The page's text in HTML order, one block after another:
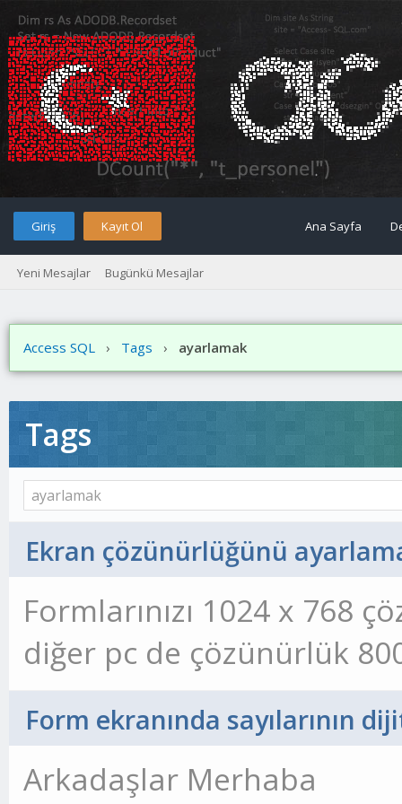
Giriş Kayıt Ol Ana Sayfa
Yeni Mesajlar Bugünkü Mesajlar
Access SQL › Tags › ayarlamak
Tags
Ekran çözünürlüğünü
Formlarınızı 1024 x 768
diğer pc de çözünürlük
tasarımınız boyut
Formlarınızı istediğiniz
Form ekranında sayılarının
Arkadaşlar Merhaba